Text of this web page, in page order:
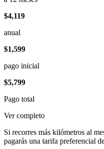
$4,119
anual
$1,599
pago inicial
$5,799
Pago total
Ver completo
Si recorres más kilómetros al
pagarás una tarifa preferencial